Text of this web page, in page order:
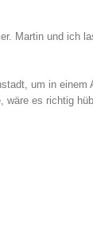
Martin und ich
um in einem
wäre es richtig